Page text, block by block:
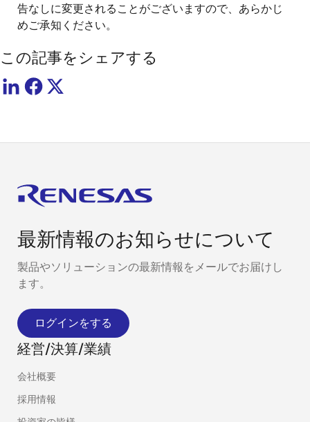
告なしに変更されることがございますので、あらかじ
めご承知ください。
この記事をシェアする
最新情報のお知らせについて
製品やソリューションの最新情報をメールでお届けし
ます。
ログインをする
経営/決算/業績
会社概要
採用情報